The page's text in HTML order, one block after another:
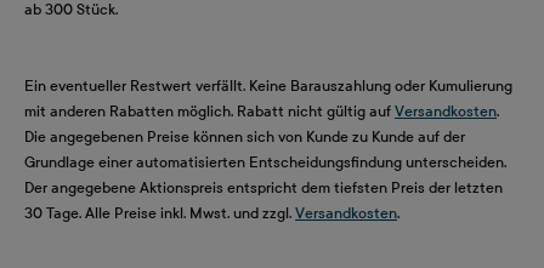
ab 300 Stück.
Ein eventueller Restwert verfällt. Keine Barauszahlung oder Kumulierung
mit anderen Rabatten möglich. Rabatt nicht gültig auf Versandkosten.
Die angegebenen Preise können sich von Kunde zu Kunde auf der
Grundlage einer automatisierten Entscheidungsfindung unterscheiden.
Der angegebene Aktionspreis entspricht dem tiefsten Preis der letzten
30 Tage. Alle Preise inkl. Mwst. und zzgl. Versandkosten.